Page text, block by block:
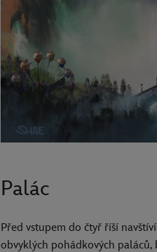
Palác
Před vstupem do čtyř říší
obvyklých pohádkových